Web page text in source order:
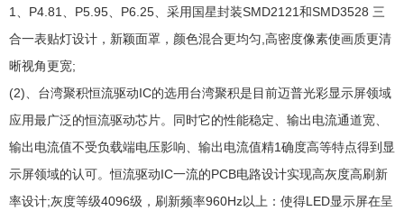
1、P4.81、P5.95、P6.25、采用国星封装SMD2121和SMD3528 三
合一表贴灯设计，新颖面罩，颜色混合更均匀,高密度像素使画质更清
晰视角更宽;
(2)、台湾聚积恒流驱动IC的选用台湾聚积是目前迈普光彩显示屏领域
应用最广泛的恒流驱动芯片。同时它的性能稳定、输出电流通道宽、
输出电流值不受负载端电压影响、输出电流值精1确度高等特点得到显
示屏领域的认可。恒流驱动IC一流的PCB电路设计实现高灰度高刷新
率设计;灰度等级4096级，刷新频率960Hz以上：使得LED显示屏在呈